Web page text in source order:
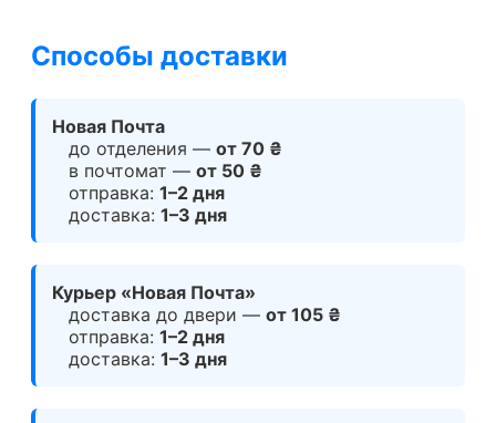
Способы доставки
Новая Почта
до отделения — от 70 ₴
в почтомат — от 50 ₴
отправка: 1–2 дня
доставка: 1–3 дня
Курьер «Новая Почта»
доставка до двери — от 105 ₴
отправка: 1–2 дня
доставка: 1–3 дня